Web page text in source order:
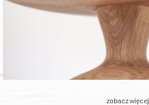
zobacz więcej